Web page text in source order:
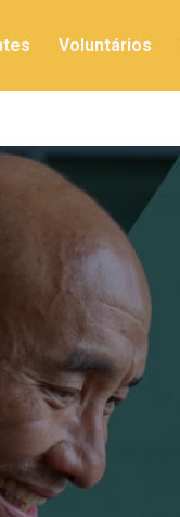
Voluntários